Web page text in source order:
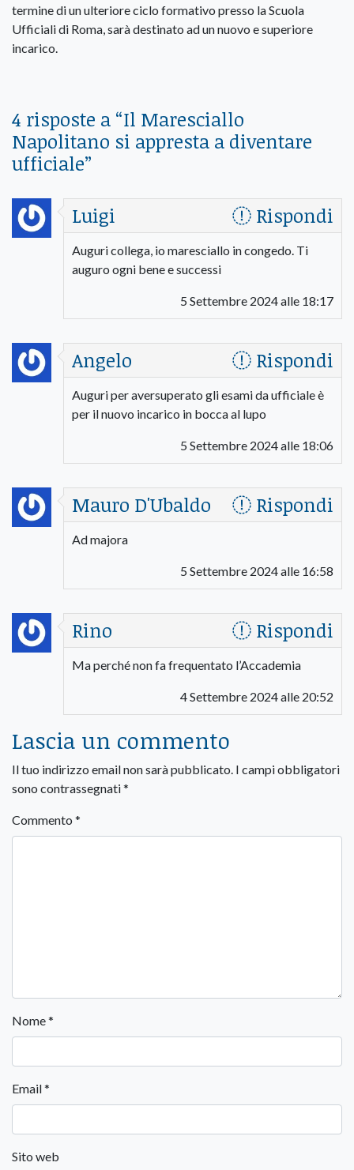
termine di un ulteriore ciclo formativo presso la Scuola
Ufficiali di Roma, sarà destinato ad un nuovo e superiore
incarico.
4 risposte a “Il Maresciallo
Napolitano si appresta a diventare
ufficiale”
Luigi
Rispondi
Auguri collega, io maresciallo in congedo. Ti
auguro ogni bene e successi
5 Settembre 2024 alle 18:17
Angelo Rispondi
Auguri per aversuperato gli esami da ufficiale è
per il nuovo incarico in bocca al lupo
5 Settembre 2024 alle 18:06
Mauro D'Ubaldo Rispondi
Ad majora
5 Settembre 2024 alle 16:58
Rino Rispondi
Ma perché non fa frequentato l’Accademia
4 Settembre 2024 alle 20:52
Lascia un commento
Il tuo indirizzo email non sarà pubblicato. I campi obbligatori
sono contrassegnati*
Commento *
Nome*
Email*
Sito web